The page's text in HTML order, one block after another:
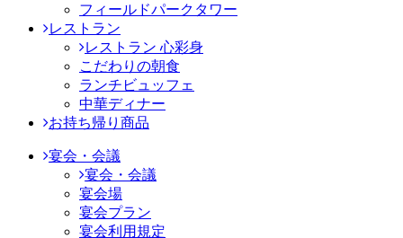
フィールドパークタワー
レストラン
レストラン 心彩身
こだわりの朝食
ランチビュッフェ
中華ディナー
お持ち帰り商品
宴会・会議
宴会・会議
宴会場
宴会プラン
宴会利用規定